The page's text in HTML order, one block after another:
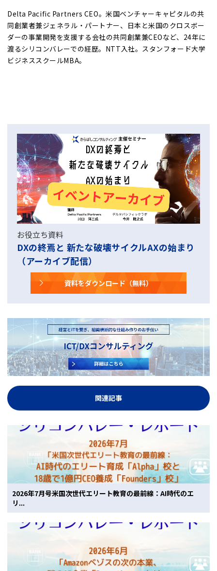
Delta Pacific Partners CEO。米国ベンチャーキャピタルの共
同創業者兼ジェネラル・パートナー、日本と米国のクロスボー
ダーの事業開発を支援する会社の共同創業兼CEOなど、24年に
渡るシリコンバレーでの経歴。NTT入社。スタンフォード大学
ビジネススクールMBA。
お役立ち資料
DXの終焉と 新たな破壊サイクルAXの始まり
（アーカイブ配信）
資料をダウンロード（無料）
関連記事
2026年7月号米国次世代エリート教育の最前線：AI時代のエ
リ...